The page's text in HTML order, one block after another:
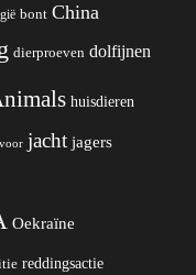
bont China
dierproeven dolfijnen
huisdieren
jacht jagers
Oekraïne
reddingsactie